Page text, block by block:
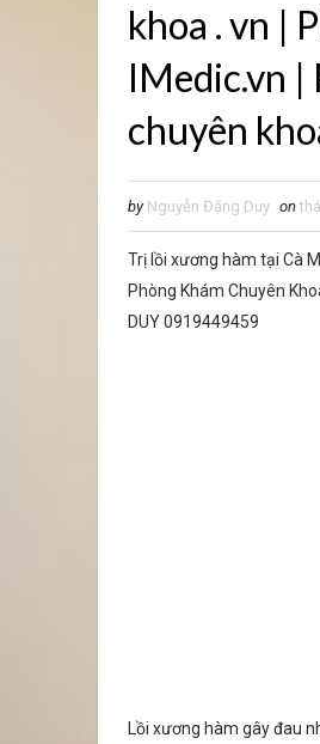
khoa . vn |
IMedic.vn |
chuyên
by Nguyễn Đặng Duy on
Trị lồi xương hàm tại Cà
Phòng Khám Chuyên
DUY 0919449459
Lồi xương hàm gây đau